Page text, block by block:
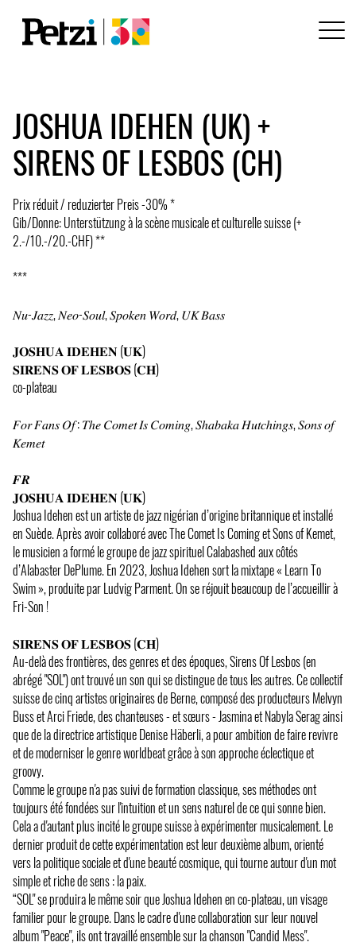
JOSHUA IDEHEN (UK) +
SIRENS OF LESBOS (CH)
Prix réduit / reduzierter Preis -30% *
Gib/Donne: Unterstützung à la scène musicale et culturelle suisse (+
2.-/10.-/20.-CHF) **
***
𝑁𝑢-𝐽𝑎𝑧𝑧, 𝑁𝑒𝑜-𝑆𝑜𝑢𝑙, 𝑆𝑝𝑜𝑘𝑒𝑛 𝑊𝑜𝑟𝑑, 𝑈𝐾 𝐵𝑎𝑠𝑠
𝐉𝐎𝐒𝐇𝐔𝐀 𝐈𝐃𝐄𝐇𝐄𝐍 (𝐔𝐊)
𝐒𝐈𝐑𝐄𝐍𝐒 𝐎𝐅 𝐋𝐄𝐒𝐁𝐎𝐒 (𝐂𝐇)
co-plateau
𝐹𝑜𝑟 𝐹𝑎𝑛𝑠 𝑂𝑓 : 𝑇ℎ𝑒 𝐶𝑜𝑚𝑒𝑡 𝐼𝑠 𝐶𝑜𝑚𝑖𝑛𝑔, 𝑆ℎ𝑎𝑏𝑎𝑘𝑎 𝐻𝑢𝑡𝑐ℎ𝑖𝑛𝑔𝑠, 𝑆𝑜𝑛𝑠 𝑜𝑓
𝐾𝑒𝑚𝑒𝑡
𝑭𝑹
𝐉𝐎𝐒𝐇𝐔𝐀 𝐈𝐃𝐄𝐇𝐄𝐍 (𝐔𝐊)
Joshua Idehen est un artiste de jazz nigérian d’origine britannique et installé
en Suède. Après avoir collaboré avec The Comet Is Coming et Sons of Kemet,
le musicien a formé le groupe de jazz spirituel Calabashed aux côtés
d’Alabaster DePlume. En 2023, Joshua Idehen sort la mixtape « Learn To
Swim », produite par Ludvig Parment. On se réjouit beaucoup de l’accueillir à
Fri-Son !
𝐒𝐈𝐑𝐄𝐍𝐒 𝐎𝐅 𝐋𝐄𝐒𝐁𝐎𝐒 (𝐂𝐇)
Au-delà des frontières, des genres et des époques, Sirens Of Lesbos (en
abrégé "SOL") ont trouvé un son qui se distingue de tous les autres. Ce collectif
suisse de cinq artistes originaires de Berne, composé des producteurs Melvyn
Buss et Arci Friede, des chanteuses - et sœurs - Jasmina et Nabyla Serag ainsi
que de la directrice artistique Denise Häberli, a pour ambition de faire revivre
et de moderniser le genre worldbeat grâce à son approche éclectique et
groovy.
Comme le groupe n'a pas suivi de formation classique, ses méthodes ont
toujours été fondées sur l'intuition et un sens naturel de ce qui sonne bien.
Cela a d'autant plus incité le groupe suisse à expérimenter musicalement. Le
dernier produit de cette expérimentation est leur deuxième album, orienté
vers la politique sociale et d'une beauté cosmique, qui tourne autour d'un mot
simple et riche de sens : la paix.
“SOL" se produira le même soir que Joshua Idehen en co-plateau, un visage
familier pour le groupe. Dans le cadre d'une collaboration sur leur nouvel
album "Peace", ils ont travaillé ensemble sur la chanson "Candid Mess".